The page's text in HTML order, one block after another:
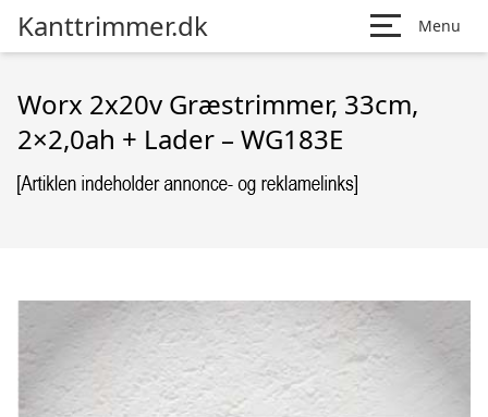
Kanttrimmer.dk Menu
Worx 2x20v Græstrimmer, 33cm,
2×2,0ah + Lader – WG183E